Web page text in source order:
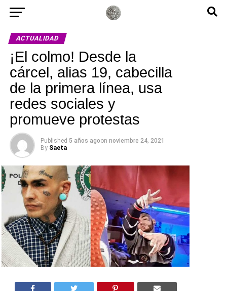
ACTUALIDAD
¡El colmo! Desde la
cárcel, alias 19, cabecilla
de la primera línea, usa
redes sociales y
promueve protestas
Published 5 años agoon noviembre 24, 2021
By Saeta